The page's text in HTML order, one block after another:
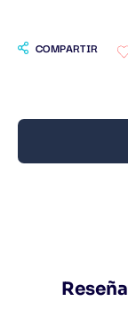
COMPARTIR
Reseña